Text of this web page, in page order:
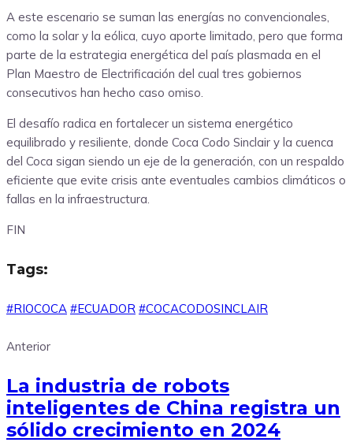
A este escenario se suman las energías no convencionales,
como la solar y la eólica, cuyo aporte limitado, pero que forma
parte de la estrategia energética del país plasmada en el
Plan Maestro de Electrificación del cual tres gobiernos
consecutivos han hecho caso omiso.
El desafío radica en fortalecer un sistema energético
equilibrado y resiliente, donde Coca Codo Sinclair y la cuenca
del Coca sigan siendo un eje de la generación, con un respaldo
eficiente que evite crisis ante eventuales cambios climáticos o
fallas en la infraestructura.
FIN
Tags:
#RIOCOCA #ECUADOR #COCACODOSINCLAIR
Anterior
La industria de robots
inteligentes de China registra un
sólido crecimiento en 2024